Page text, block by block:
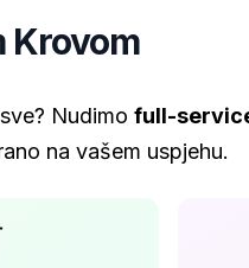
Krovom
Nudimo full-
na vašem uspjehu.